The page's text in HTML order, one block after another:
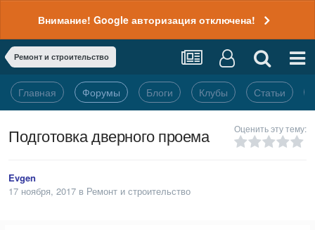
Внимание! Google авторизация отключена!
Ремонт и строительство
Главная Форумы Блоги Клубы Статьи
Подготовка дверного проема Оценить эту тему:
Evgen
17 ноября, 2017 в Ремонт и строительство